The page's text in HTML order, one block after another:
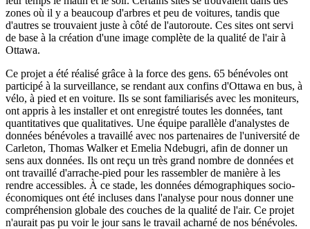
zones où il y a beaucoup d'arbres et peu de voitures, tandis que
d'autres se trouvaient juste à côté de l'autoroute. Ces sites ont servi
de base à la création d'une image complète de la qualité de l'air à
Ottawa.
Ce projet a été réalisé grâce à la force des gens. 65 bénévoles ont
participé à la surveillance, se rendant aux confins d'Ottawa en bus, à
vélo, à pied et en voiture. Ils se sont familiarisés avec les moniteurs,
ont appris à les installer et ont enregistré toutes les données, tant
quantitatives que qualitatives. Une équipe parallèle d'analystes de
données bénévoles a travaillé avec nos partenaires de l'université de
Carleton, Thomas Walker et Emelia Ndebugri, afin de donner un
sens aux données. Ils ont reçu un très grand nombre de données et
ont travaillé d'arrache-pied pour les rassembler de manière à les
rendre accessibles. À ce stade, les données démographiques socio-
économiques ont été incluses dans l'analyse pour nous donner une
compréhension globale des couches de la qualité de l'air. Ce projet
n'aurait pas pu voir le jour sans le travail acharné de nos bénévoles.